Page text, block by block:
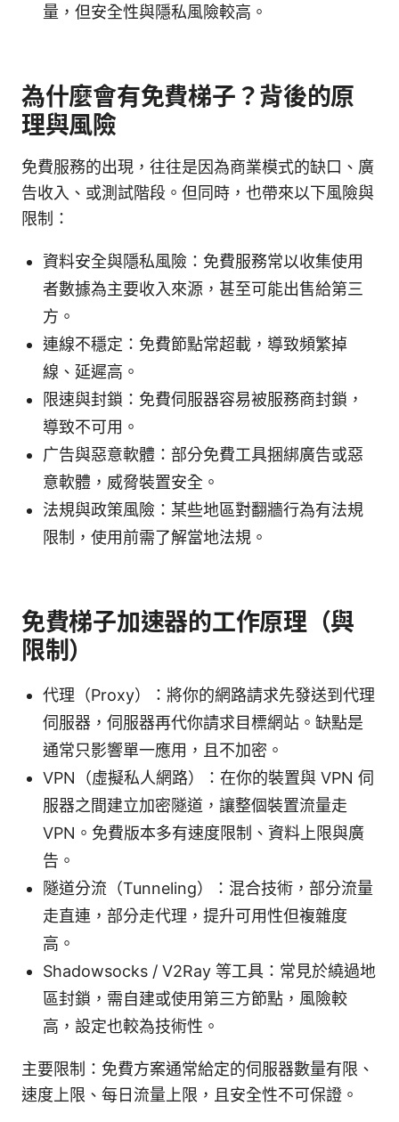
量，但安全性與隱私風險較高。
為什麼會有免費梯子？背後的原
理與風險
免費服務的出現，往往是因為商業模式的缺口、廣
告收入、或測試階段。但同時，也帶來以下風險與
限制：
資料安全與隱私風險：免費服務常以收集使用
者數據為主要收入來源，甚至可能出售給第三
方。
連線不穩定：免費節點常超載，導致頻繁掉
線、延遲高。
限速與封鎖：免費伺服器容易被服務商封鎖，
導致不可用。
广告與惡意軟體：部分免費工具捆綁廣告或惡
意軟體，威脅裝置安全。
法規與政策風險：某些地區對翻牆行為有法規
限制，使用前需了解當地法規。
免費梯子加速器的工作原理（與
限制）
代理（Proxy）：將你的網路請求先發送到代理
伺服器，伺服器再代你請求目標網站。缺點是
通常只影響單一應用，且不加密。
VPN（虛擬私人網路）：在你的裝置與 VPN 伺
服器之間建立加密隧道，讓整個裝置流量走
VPN。免費版本多有速度限制、資料上限與廣
告。
隧道分流（Tunneling）：混合技術，部分流量
走直連，部分走代理，提升可用性但複雜度
高。
Shadowsocks / V2Ray 等工具：常見於繞過地
區封鎖，需自建或使用第三方節點，風險較
高，設定也較為技術性。
主要限制：免費方案通常給定的伺服器數量有限、
速度上限、每日流量上限，且安全性不可保證。